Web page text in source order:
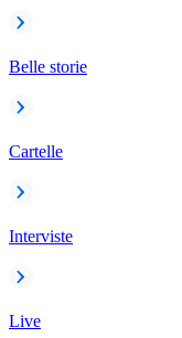
Belle storie
Cartelle
Interviste
Live